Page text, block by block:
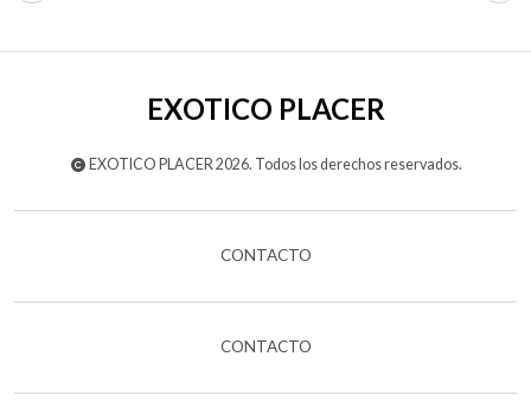
EXOTICO PLACER
EXOTICO PLACER 2026. Todos los derechos reservados.
CONTACTO
CONTACTO